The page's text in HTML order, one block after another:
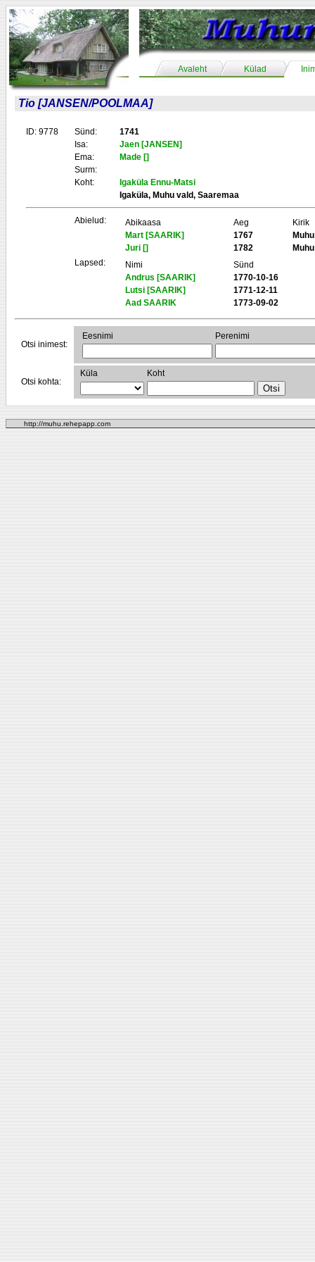
Avaleht Külad
Tio [JANSEN/POOLMAA]
ID: 9778 Sünd:
1741
Isa:
Jaen [JANSEN]
Ema:
Made []
Surm:
Koht:
Igaküla Ennu-Matsi
Igaküla, Muhu vald, Saaremaa
Abielud: Abikaasa Aeg
Kirik
Mart [SAARIK]
1767
Muhu
Juri []
1782
Muhu
Lapsed:
Nimi
Sünd
Andrus [SAARIK]
1770-10-16
Lutsi [SAARIK]
1771-12-11
Aad SAARIK
1773-09-02
Otsi inimest:
Eesnimi Perenimi
Otsi kohta:
Küla Koht
http://muhu.rehepapp.com